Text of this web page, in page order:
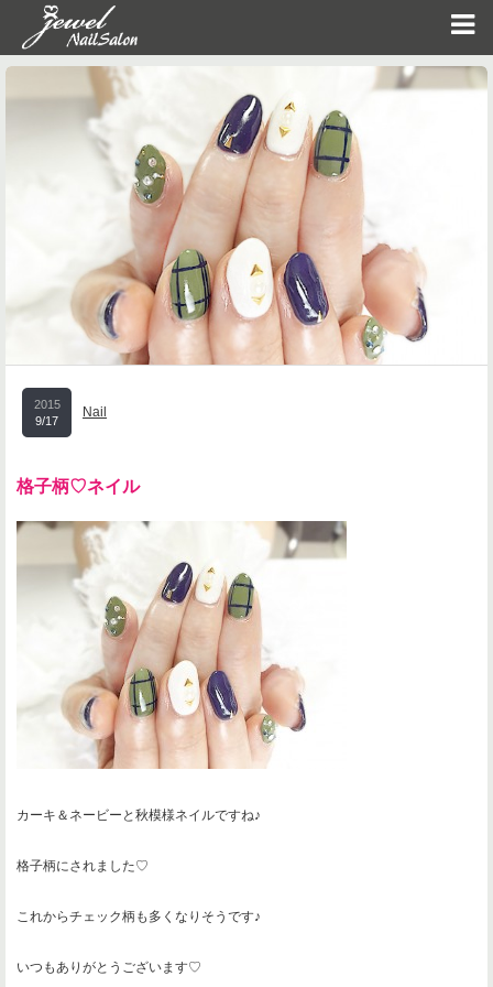
2015
9/17
Nail
格子柄♡ネイル
カーキ＆ネービーと秋模様ネイルですね♪
格子柄にされました♡
これからチェック柄も多くなりそうです♪
いつもありがとうございます♡